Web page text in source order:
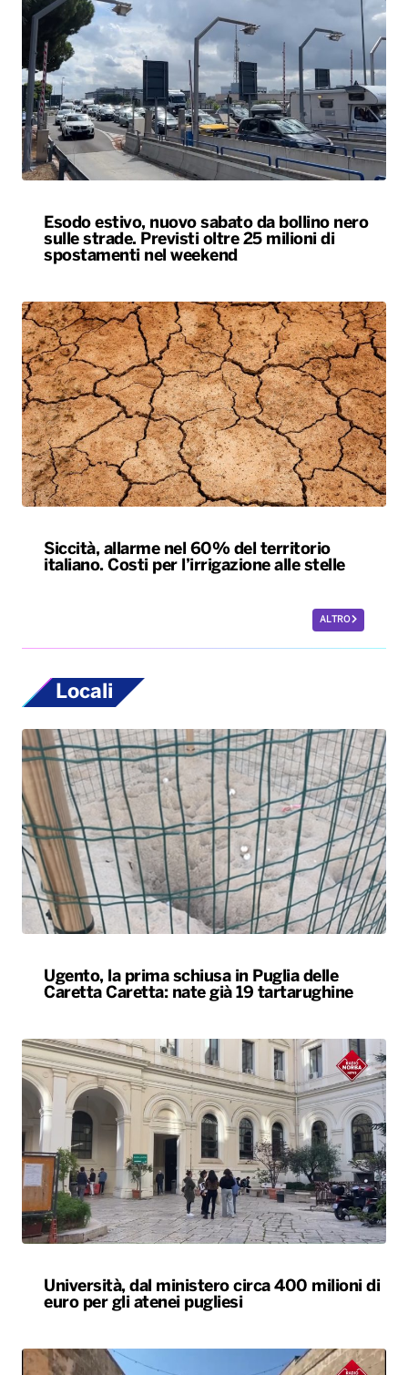
Esodo estivo, nuovo sabato da bollino nero
sulle strade. Previsti oltre 25 milioni di
spostamenti nel weekend
Siccità, allarme nel 60% del territorio
italiano. Costi per l’irrigazione alle stelle
ALTRO
Locali
Ugento, la prima schiusa in Puglia delle
Caretta Caretta: nate già 19 tartarughine
Università, dal ministero circa 400 milioni di
euro per gli atenei pugliesi